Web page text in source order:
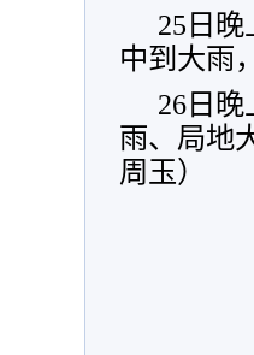
25日
中到大雨
26日
雨、局地
周玉）